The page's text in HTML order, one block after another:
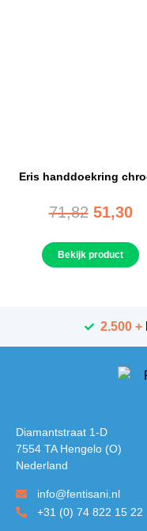
Eris handdoekring
71,82 51,30
Bekijk product
2.500 +
Diamantstraat 1-D
7554 TA Hengelo (O)
Nederland
info@fentisani.nl
+31 (0) 74 822 15 22